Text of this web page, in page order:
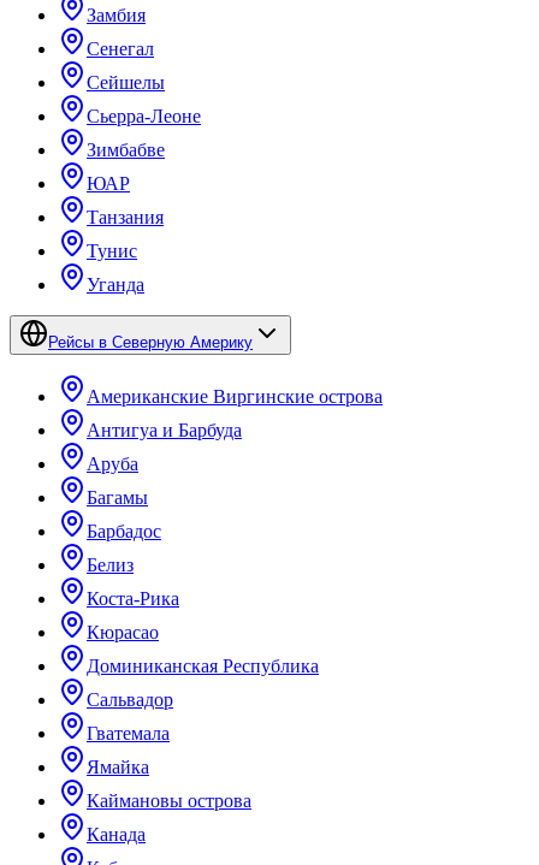
Замбия
Сенегал
Сейшелы
Сьерра-Леоне
Зимбабве
ЮАР
Танзания
Тунис
Уганда
Рейсы в Северную Америку
Американские Виргинские острова
Антигуа и Барбуда
Аруба
Багамы
Барбадос
Белиз
Коста-Рика
Кюрасао
Доминиканская Республика
Сальвадор
Гватемала
Ямайка
Каймановы острова
Канада